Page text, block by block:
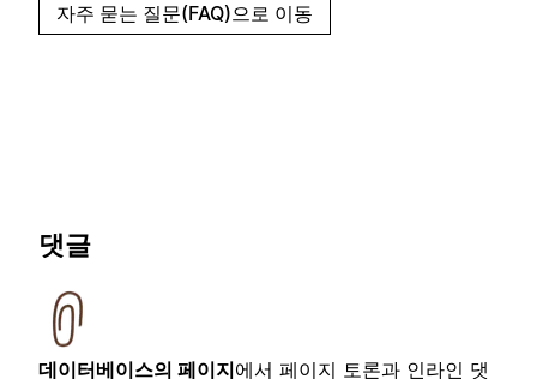
자주 묻는 질문(FAQ)으로 이동
댓글
데이터베이스의 페이지에서 페이지 토론과 인라인 댓